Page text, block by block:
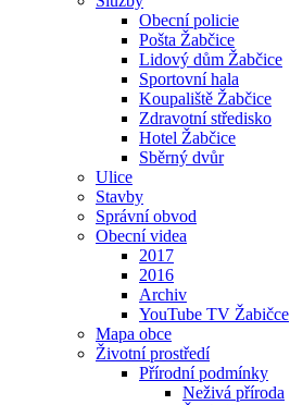
Obecní policie
Pošta Žabčice
Lidový dům Žabčice
Sportovní hala
Koupaliště Žabčice
Zdravotní středisko
Hotel Žabčice
Sběrný dvůr
Ulice
Stavby
Správní obvod
Obecní videa
2017
2016
Archiv
YouTube TV Žabičce
Mapa obce
Životní prostředí
Přírodní podmínky
Neživá příroda